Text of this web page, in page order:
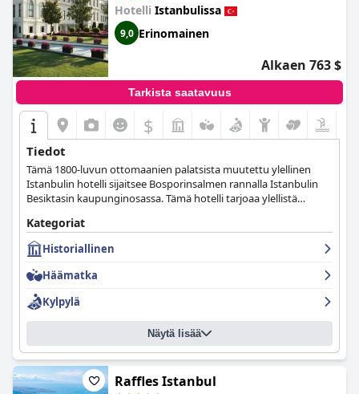
Hotelli Istanbulissa
9,0 Erinomainen
Alkaen 763 $
Tarkista saatavuus
$
Tiedot
Tämä 1800-luvun ottomaanien palatsista muutettu ylellinen
Istanbulin hotelli sijaitsee Bosporinsalmen rannalla Istanbulin
Besiktasin kaupunginosassa. Tämä hotelli tarjoaa ylellistä
vieraanvaraisuuden ruumiillistuma. Vieraat voivat hemmotella
itseään alkuperäisissä turkkilaisissa hammameissa, maistella
hienoa paikallista ruokaa, vierailla läheisissä nähtävyyksissä ja
kokea ylellisimmän oleskelun tässä länsimaisen ja itäisen
kulttuurin risteyskohdassa.
Kategoriat
Historiallinen
Häämatka
Kylpylä
Näytä lisää
Raffles Istanbul